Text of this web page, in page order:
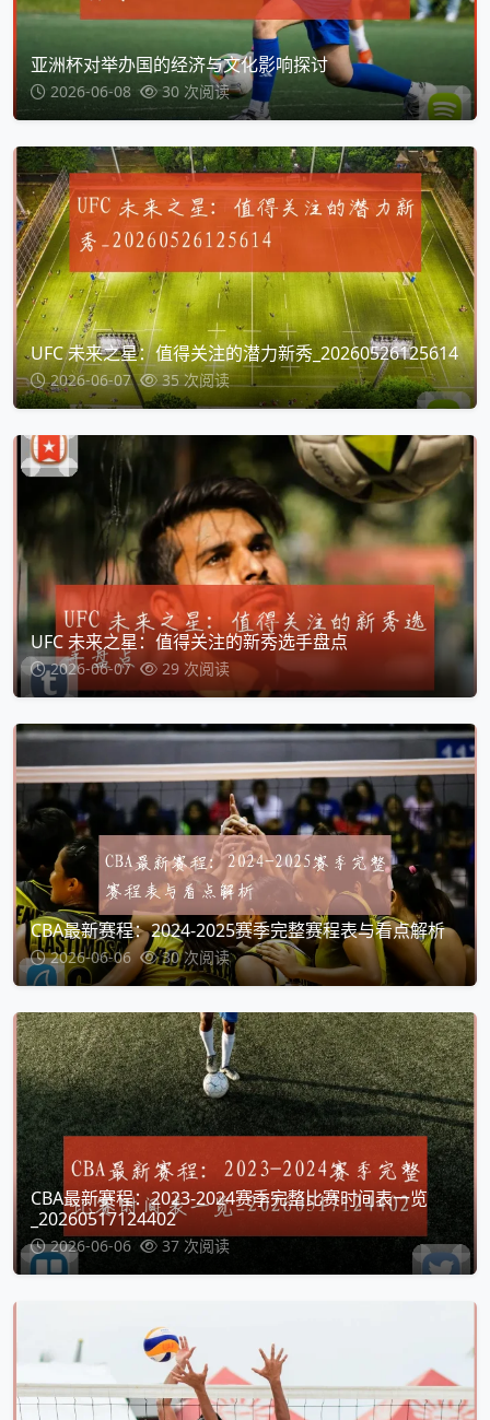
亚洲杯对举办国的经济与文化影响探讨
2026-06-08 30 次阅读
UFC 未来之星：值得关注的潜力新秀_20260526125614
2026-06-07 35 次阅读
UFC 未来之星：值得关注的新秀选手盘点
2026-06-07 29 次阅读
CBA最新赛程：2024-2025赛季完整赛程表与看点解析
2026-06-06 30 次阅读
CBA最新赛程：2023-2024赛季完整比赛时间表一览
_20260517124402
2026-06-06 37 次阅读